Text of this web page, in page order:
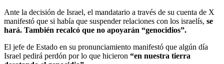
Ante la decisión de Israel, el mandatario a través de su cuenta de X
manifestó que si había que suspender relaciones con los israelís, se
hará. También recalcó que no apoyarán “genocidios”.
El jefe de Estado en su pronunciamiento manifestó que algún día
Israel pedirá perdón por lo que hicieron “en nuestra tierra